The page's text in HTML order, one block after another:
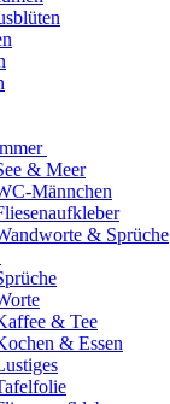
& Meer
Männchen
& Sprüche
& Tee
& Essen